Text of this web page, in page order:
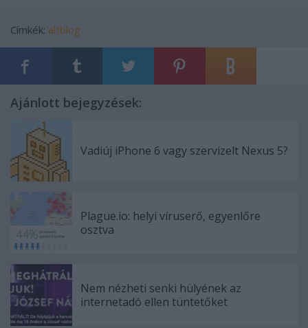
Címkék: altblog
Ajánlott bejegyzések:
Vadiúj iPhone 6 vagy szervizelt Nexus 5?
Plague.io: helyi víruserő, egyenlőre
osztva
Nem nézheti senki hülyének az
internetadó ellen tüntetőket